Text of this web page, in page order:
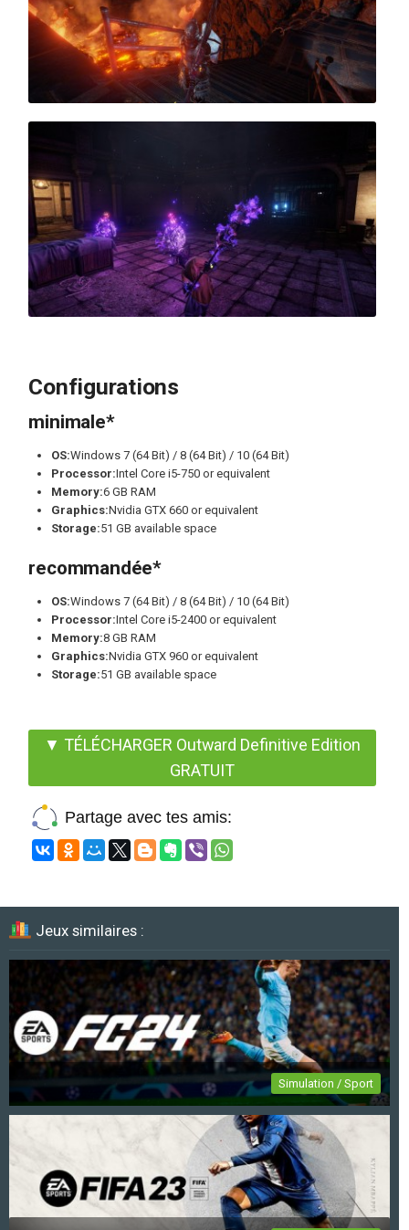
Configurations
minimale*
OS:Windows 7 (64 Bit) / 8 (64 Bit) / 10 (64 Bit)
Processor:Intel Core i5-750 or equivalent
Memory:6 GB RAM
Graphics:Nvidia GTX 660 or equivalent
Storage:51 GB available space
recommandée*
OS:Windows 7 (64 Bit) / 8 (64 Bit) / 10 (64 Bit)
Processor:Intel Core i5-2400 or equivalent
Memory:8 GB RAM
Graphics:Nvidia GTX 960 or equivalent
Storage:51 GB available space
▼ TÉLÉCHARGER Outward Definitive Edition
GRATUIT
Partage avec tes amis:
Jeux similaires :
Simulation / Sport
EA Sports FC 24